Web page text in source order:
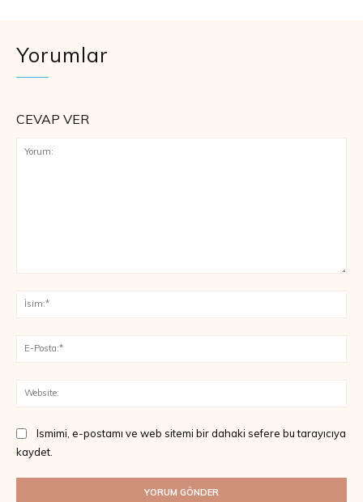
Yorumlar
CEVAP VER
Ismimi, e-postamı ve web sitemi bir dahaki sefere bu tarayıcıya
kaydet.